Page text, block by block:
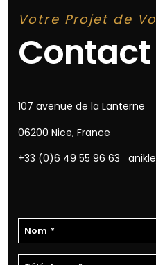
Votre Projet de
Contact
107 avenue de la Lanterne
06200 Nice, France
+33 (0)6 49 55 96 63
Nom *